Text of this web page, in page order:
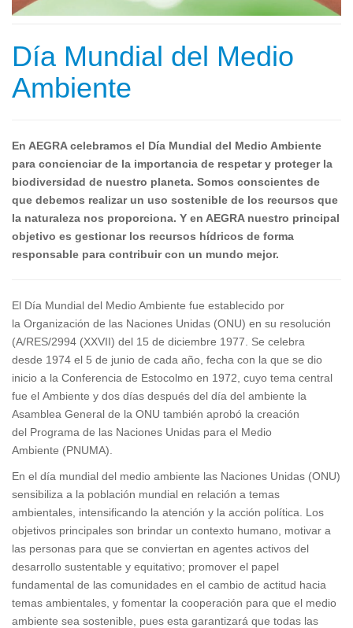
Día Mundial del Medio
Ambiente
En AEGRA celebramos el Día Mundial del Medio Ambiente
para concienciar de la importancia de respetar y proteger la
biodiversidad de nuestro planeta. Somos conscientes de
que debemos realizar un uso sostenible de los recursos que
la naturaleza nos proporciona. Y en AEGRA nuestro principal
objetivo es gestionar los recursos hídricos de forma
responsable para contribuir con un mundo mejor.
El Día Mundial del Medio Ambiente fue establecido por
la Organización de las Naciones Unidas (ONU) en su resolución
(A/RES/2994 (XXVII) del 15 de diciembre 1977. Se celebra
desde 1974 el 5 de junio de cada año, fecha con la que se dio
inicio a la Conferencia de Estocolmo en 1972, cuyo tema central
fue el Ambiente y dos días después del día del ambiente la
Asamblea General de la ONU también aprobó la creación
del Programa de las Naciones Unidas para el Medio
Ambiente (PNUMA).
En el día mundial del medio ambiente las Naciones Unidas (ONU)
sensibiliza a la población mundial en relación a temas
ambientales, intensificando la atención y la acción política. Los
objetivos principales son brindar un contexto humano, motivar a
las personas para que se conviertan en agentes activos del
desarrollo sustentable y equitativo; promover el papel
fundamental de las comunidades en el cambio de actitud hacia
temas ambientales, y fomentar la cooperación para que el medio
ambiente sea sostenible, pues esta garantizará que todas las